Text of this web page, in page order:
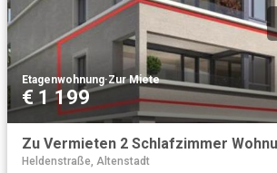
Etagenwohnung·Zur Miete
€ 1 199
Heldenstraße, Altenstadt